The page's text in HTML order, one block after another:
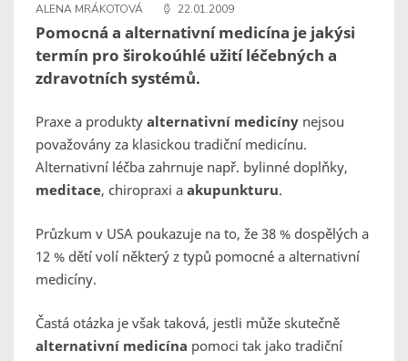
ALENA MRÁKOTOVÁ 22.01.2009
Pomocná a alternativní medicína je jakýsi
termín pro širokoúhlé užití léčebných a
zdravotních systémů.
Praxe a produkty alternativní medicíny nejsou
považovány za klasickou tradiční medicínu.
Alternativní léčba zahrnuje např. bylinné doplňky,
meditace, chiropraxi a akupunkturu.
Průzkum v USA poukazuje na to, že 38 % dospělých a
12 % dětí volí některý z typů pomocné a alternativní
medicíny.
Častá otázka je však taková, jestli může skutečně
alternativní medicína pomoci tak jako tradiční